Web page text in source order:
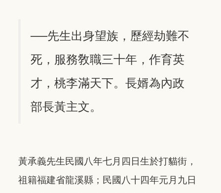
──先生出身望族，歷經劫難不
死，服務敎職三十年，作育英
才，桃李滿天下。長婿為內政
部長黃主文。
黃承義先生民國八年七月四日生於打貓街，
祖籍福建省龍溪縣；民國八十四年元月九日